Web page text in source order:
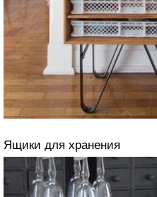
Ящики для хранения